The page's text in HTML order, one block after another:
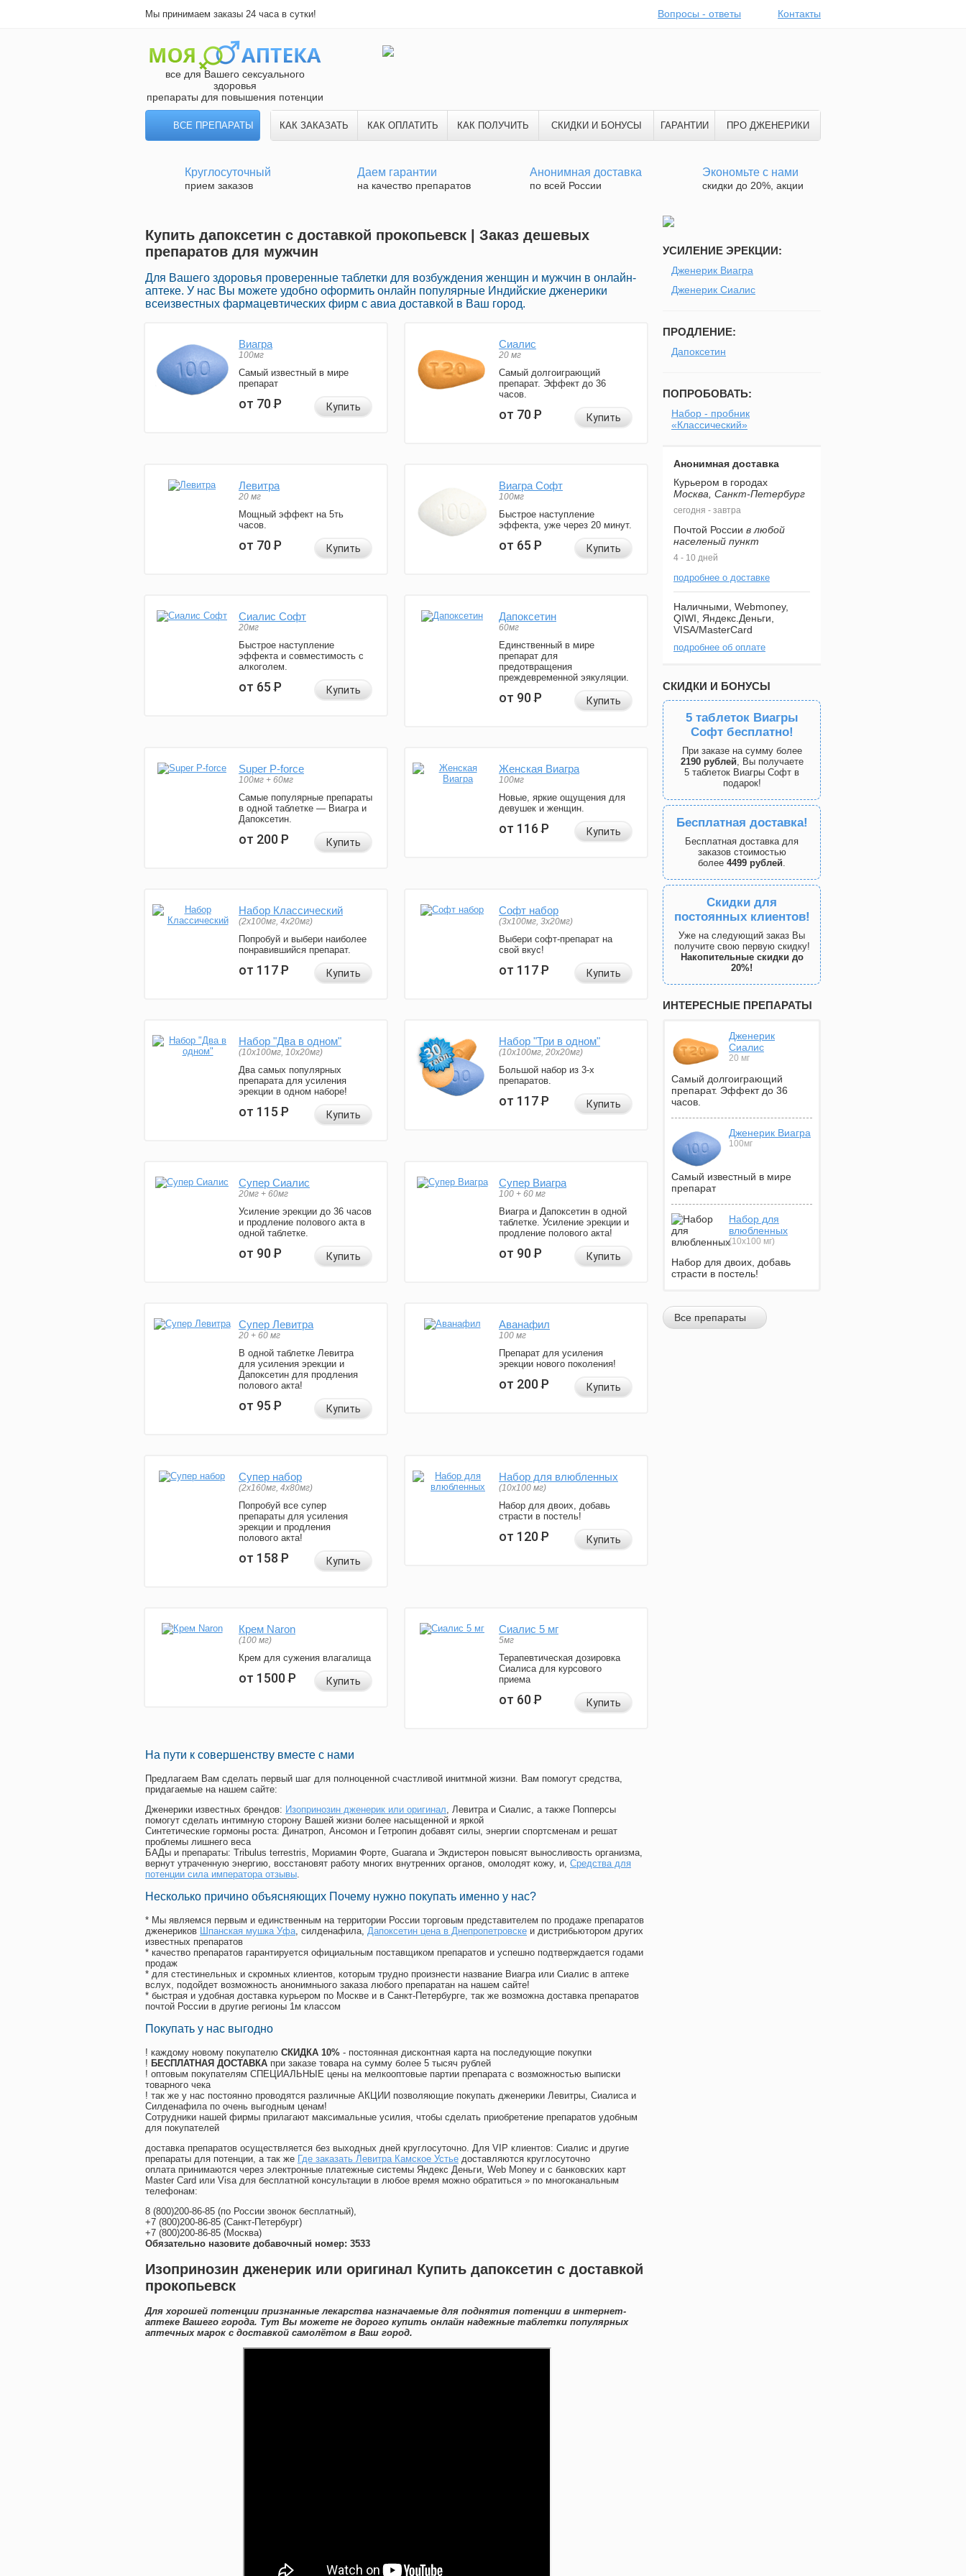
Мы принимаем заказы 24 часа в сутки! Вопросы - ответы Контакты
все для Вашего сексуального
здоровья
препараты для повышения потенции
ВСЕ ПРЕПАРАТЫ КАК ЗАКАЗАТЬ КАК ОПЛАТИТЬ КАК ПОЛУЧИТЬ СКИДКИ И БОНУСЫ ГАРАНТИИ ПРО ДЖЕНЕРИКИ
Круглосуточный
прием заказов
Даем гарантии
на качество препаратов
Анонимная доставка
по всей России
Экономьте с нами
скидки до 20%, акции
Купить дапоксетин с доставкой прокопьевск | Заказ дешевых
препаратов для мужчин
Для Вашего здоровья проверенные таблетки для возбуждения женщин и мужчин в онлайн-
аптеке. У нас Вы можете удобно оформить онлайн популярные Индийские дженерики
всеизвестных фармацевтических фирм с авиа доставкой в Ваш город.
Виагра
100мг
Самый известный в мире
препарат
от 70Р Купить
Сиалис
20 мг
Самый долгоиграющий
препарат. Эффект до 36
часов.
от 70Р Купить
Левитра
20 мг
Мощный эффект на 5ть
часов.
от 70Р Купить
Виагра Софт
100мг
Быстрое наступление
эффекта, уже через 20 минут.
от 65Р Купить
Сиалис Софт
20мг
Быстрое наступление
эффекта и совместимость с
алкоголем.
от 65Р Купить
Дапоксетин
60мг
Единственный в мире
препарат для
предотвращения
преждевременной эякуляции.
от 90Р Купить
Super P-force
100мг + 60мг
Самые популярные препараты
в одной таблетке — Виагра и
Дапоксетин.
от 200Р Купить
Женская Виагра
100мг
Новые, яркие ощущения для
девушек и женщин.
от 116Р Купить
Набор Классический
(2x100мг, 4x20мг)
Попробуй и выбери наиболее
понравившийся препарат.
от 117Р Купить
Софт набор
(3x100мг, 3x20мг)
Выбери софт-препарат на
свой вкус!
от 117Р Купить
Набор "Два в одном"
(10x100мг, 10x20мг)
Два самых популярных
препарата для усиления
эрекции в одном наборе!
от 115Р Купить
Набор "Три в одном"
(10x100мг, 20x20мг)
Большой набор из 3-х
препаратов.
от 117Р Купить
Супер Сиалис
20мг + 60мг
Усиление эрекции до 36 часов
и продление полового акта в
одной таблетке.
от 90Р Купить
Супер Виагра
100 + 60 мг
Виагра и Дапоксетин в одной
таблетке. Усиление эрекции и
продление полового акта!
от 90Р Купить
Супер Левитра
20 + 60 мг
В одной таблетке Левитра
для усиления эрекции и
Дапоксетин для продления
полового акта!
от 95Р Купить
Аванафил
100 мг
Препарат для усиления
эрекции нового поколения!
от 200Р Купить
Супер набор
(2х160мг, 4х80мг)
Попробуй все супер
препараты для усиления
эрекции и продления
полового акта!
от 158Р Купить
Набор для влюбленных
(10х100 мг)
Набор для двоих, добавь
страсти в постель!
от 120Р Купить
Крем Naron
(100 мг)
Крем для сужения влагалища
от 1500Р Купить
Сиалис 5 мг
5мг
Терапевтическая дозировка
Сиалиса для курсового
приема
от 60Р Купить
На пути к совершенству вместе с нами
Предлагаем Вам сделать первый шаг для полноценной счастливой инитмной жизни. Вам помогут средства,
придагаемые на нашем сайте:
Дженерики известных брендов: Изопринозин дженерик или оригинал, Левитра и Сиалис, а также Попперсы
помогут сделать интимную сторону Вашей жизни более насыщенной и яркой
Синтетические гормоны роста: Динатроп, Ансомон и Гетропин добавят силы, энергии спортсменам и решат
проблемы лишнего веса
БАДы и препараты: Tribulus terrestris, Мориамин Форте, Guarana и Экдистерон повысят выносливость организма,
вернут утраченную энергию, восстановят работу многих внутренних органов, омолодят кожу, и, Средства для
потенции сила императора отзывы.
Несколько причино объясняющих Почему нужно покупать именно у нас?
* Мы являемся первым и единственным на территории России торговым представителем по продаже препаратов
дженериков Шпанская мушка Уфа, силденафила, Дапоксетин цена в Днепропетровске и дистрибьютором других
известных препаратов
* качество препаратов гарантируется официальным поставщиком препаратов и успешно подтверждается годами
продаж
* для стестинельных и скромных клиентов, которым трудно произнести название Виагра или Сиалис в аптеке
вслух, подойдет возможность анонимныого заказа любого препаратан на нашем сайте!
* быстрая и удобная доставка курьером по Москве и в Санкт-Петербурге, так же возможна доставка препаратов
почтой России в другие регионы 1м классом
Покупать у нас выгодно
! каждому новому покупателю СКИДКА 10% - постоянная дисконтная карта на последующие покупки
! БЕСПЛАТНАЯ ДОСТАВКА при заказе товара на сумму более 5 тысяч рублей
! оптовым покупателям СПЕЦИАЛЬНЫЕ цены на мелкооптовые партии препарата с возможностью выписки
товарного чека
! так же у нас постоянно проводятся различные АКЦИИ позволяющие покупать дженерики Левитры, Сиалиса и
Силденафила по очень выгодным ценам!
Cотрудники нашей фирмы прилагают максимальные усилия, чтобы сделать приобретение препаратов удобным
для покупателей
доставка препаратов осуществляется без выходных дней круглосуточно. Для VIP клиентов: Сиалис и другие
препараты для потенции, а так же Где заказать Левитра Камское Устье доставляются круглосуточно
оплата принимаются через электронные платежные системы Яндекс Деньги, Web Money и с банковских карт
Master Card или Visa для бесплатной консультации в любое время можно обратиться » по многоканальным
телефонам:
8 (800)200-86-85 (по России звонок бесплатный),
+7 (800)200-86-85 (Санкт-Петербург)
+7 (800)200-86-85 (Москва)
Обязательно назовите добавочный номер: 3533
Изопринозин дженерик или оригинал Купить дапоксетин с доставкой
прокопьевск
Для хорошей потенции признанные лекарства назначаемые для поднятия потенции в интернет-
аптеке Вашего города. Тут Вы можете не дорого купить онлайн надежные таблетки популярных
аптечных марок с доставкой самолётом в Ваш город.
УСИЛЕНИЕ ЭРЕКЦИИ:
Дженерик Виагра
Дженерик Сиалис
ПРОДЛЕНИЕ:
Дапоксетин
ПОПРОБОВАТЬ:
Набор - пробник
«Классический»
Анонимная доставка
Курьером в городах
Москва, Санкт-Петербург
сегодня - завтра
Почтой России в любой
населеный пункт
4 - 10 дней
подробнее о доставке
Наличными, Webmoney,
QIWI, Яндекс.Деньги,
VISA/MasterCard
подробнее об оплате
СКИДКИ И БОНУСЫ
5 таблеток Виагры
Софт бесплатно!
При заказе на сумму более
2190 рублей, Вы получаете
5 таблеток Виагры Софт в
подарок!
Бесплатная доставка!
Бесплатная доставка для
заказов стоимостью
более 4499 рублей.
Скидки для
постоянных клиентов!
Уже на следующий заказ Вы
получите свою первую скидку!
Накопительные скидки до
20%!
ИНТЕРЕСНЫЕ ПРЕПАРАТЫ
Дженерик
Сиалис
20 мг
Самый долгоиграющий
препарат. Эффект до 36
часов.
Дженерик Виагра
100мг
Самый известный в мире
препарат
Набор для
влюбленных
(10х100 мг)
Набор для двоих, добавь
страсти в постель!
Все препараты